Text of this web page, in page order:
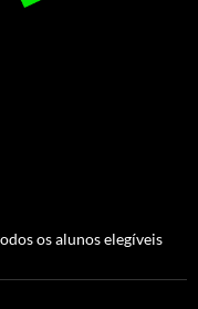
os alunos elegíveis